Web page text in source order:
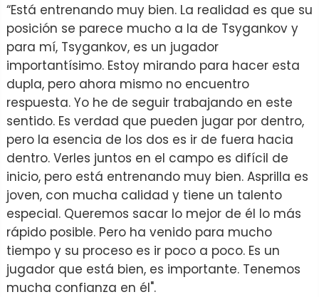
“Está entrenando muy bien. La realidad es que su
posición se parece mucho a la de Tsygankov y
para mí, Tsygankov, es un jugador
importantísimo. Estoy mirando para hacer esta
dupla, pero ahora mismo no encuentro
respuesta. Yo he de seguir trabajando en este
sentido. Es verdad que pueden jugar por dentro,
pero la esencia de los dos es ir de fuera hacia
dentro. Verles juntos en el campo es difícil de
inicio, pero está entrenando muy bien. Asprilla es
joven, con mucha calidad y tiene un talento
especial. Queremos sacar lo mejor de él lo más
rápido posible. Pero ha venido para mucho
tiempo y su proceso es ir poco a poco. Es un
jugador que está bien, es importante. Tenemos
mucha confianza en él".